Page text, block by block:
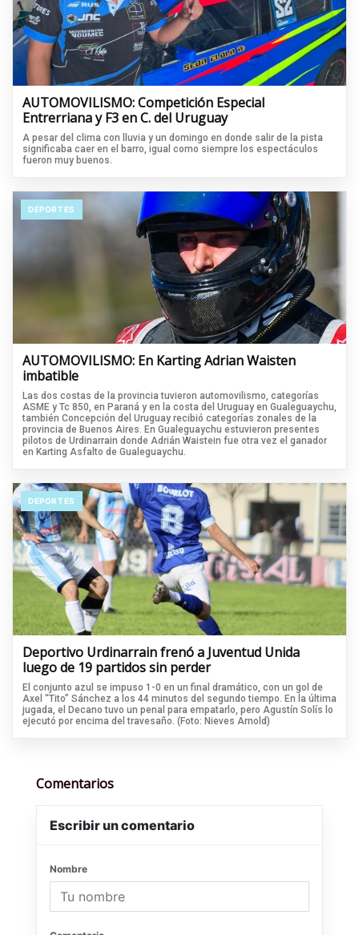
AUTOMOVILISMO: Competición Especial
Entrerriana y F3 en C. del Uruguay
A pesar del clima con lluvia y un domingo en donde salir de la pista
significaba caer en el barro, igual como siempre los espectáculos
fueron muy buenos.
DEPORTES
AUTOMOVILISMO: En Karting Adrian Waisten
imbatible
Las dos costas de la provincia tuvieron automovilismo, categorías
ASME y Tc 850, en Paraná y en la costa del Uruguay en Gualeguaychu,
también Concepción del Uruguay recibió categorías zonales de la
provincia de Buenos Aires. En Gualeguaychu estuvieron presentes
pilotos de Urdinarrain donde Adrián Waistein fue otra vez el ganador
en Karting Asfalto de Gualeguaychu.
DEPORTES
Deportivo Urdinarrain frenó a Juventud Unida
luego de 19 partidos sin perder
El conjunto azul se impuso 1-0 en un final dramático, con un gol de
Axel “Tito” Sánchez a los 44 minutos del segundo tiempo. En la última
jugada, el Decano tuvo un penal para empatarlo, pero Agustín Solís lo
ejecutó por encima del travesaño. (Foto: Nieves Arnold)
Comentarios
Escribir un comentario
Nombre